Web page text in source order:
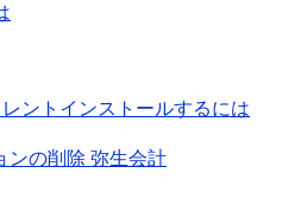
ントインストールするには
ンの削除 弥生会計